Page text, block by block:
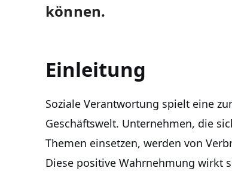
können.
Einleitung
Soziale Verantwortung spielt eine
Geschäftswelt. Unternehmen, die
Themen einsetzen, werden von⁢
Diese positive Wahrnehmung wirkt